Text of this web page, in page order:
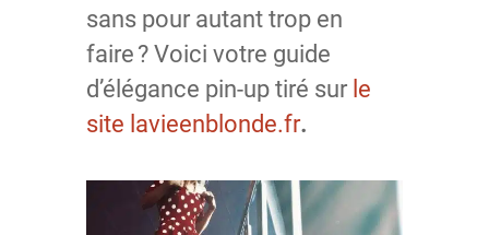
sans pour autant trop en
faire ? Voici votre guide
d’élégance pin-up tiré sur le
site lavieenblonde.fr.